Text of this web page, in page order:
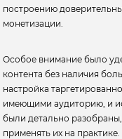
построению
монетизации.
Особое внимание было
контента без наличия
настройка
имеющими аудиторию, и
были детально
применять их на практике.